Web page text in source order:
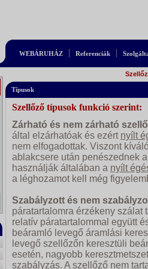
WEBÁRUHÁZ Referenciák
Típusok
Szellőző típusok funkció szerint:
Zárható és nem zárható
által elzárhatóak és ezért nyílt
nem elfogadottak. Viszont
ablakcsere után penészednek
használják általában a nyílt
a léghozamot kell még
Szabályzott és nem
páratartalomra érzékeny szálat
relatív páratartalommal együtt
beáramló levegő áramlási
levegő szellőzőn keresztüli
esetén, nagyobb
szabályzás. A szellőző nem